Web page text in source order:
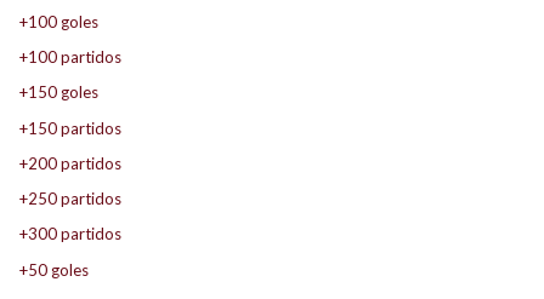
+100 goles
+100 partidos
+150 goles
+150 partidos
+200 partidos
+250 partidos
+300 partidos
+50 goles